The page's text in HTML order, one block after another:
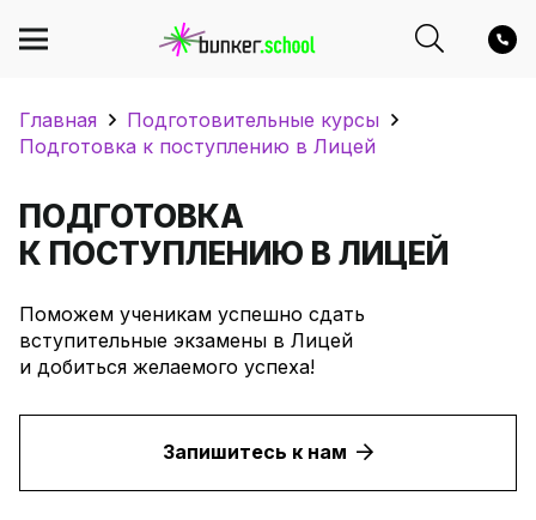
Главная
Подготовительные курсы
Подготовка к поступлению в Лицей
ПОДГОТОВКА
К ПОСТУПЛЕНИЮ В ЛИЦЕЙ
Поможем ученикам успешно сдать
вступительные экзамены в Лицей
и добиться желаемого успеха!
Запишитесь к нам